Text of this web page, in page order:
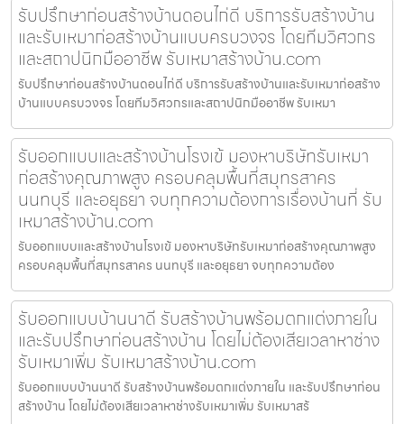
รับปรึกษาก่อนสร้างบ้านดอนไก่ดี บริการรับสร้างบ้าน
และรับเหมาก่อสร้างบ้านแบบครบวงจร โดยทีมวิศวกร
และสถาปนิกมืออาชีพ รับเหมาสร้างบ้าน.com
รับปรึกษาก่อนสร้างบ้านดอนไก่ดี บริการรับสร้างบ้านและรับเหมาก่อสร้าง
บ้านแบบครบวงจร โดยทีมวิศวกรและสถาปนิกมืออาชีพ รับเหมา
รับออกแบบและสร้างบ้านโรงเข้ มองหาบริษัทรับเหมา
ก่อสร้างคุณภาพสูง ครอบคลุมพื้นที่สมุทรสาคร
นนทบุรี และอยุธยา จบทุกความต้องการเรื่องบ้านที่ รับ
เหมาสร้างบ้าน.com
รับออกแบบและสร้างบ้านโรงเข้ มองหาบริษัทรับเหมาก่อสร้างคุณภาพสูง
ครอบคลุมพื้นที่สมุทรสาคร นนทบุรี และอยุธยา จบทุกความต้อง
รับออกแบบบ้านนาดี รับสร้างบ้านพร้อมตกแต่งภายใน
และรับปรึกษาก่อนสร้างบ้าน โดยไม่ต้องเสียเวลาหาช่าง
รับเหมาเพิ่ม รับเหมาสร้างบ้าน.com
รับออกแบบบ้านนาดี รับสร้างบ้านพร้อมตกแต่งภายใน และรับปรึกษาก่อน
สร้างบ้าน โดยไม่ต้องเสียเวลาหาช่างรับเหมาเพิ่ม รับเหมาสร้